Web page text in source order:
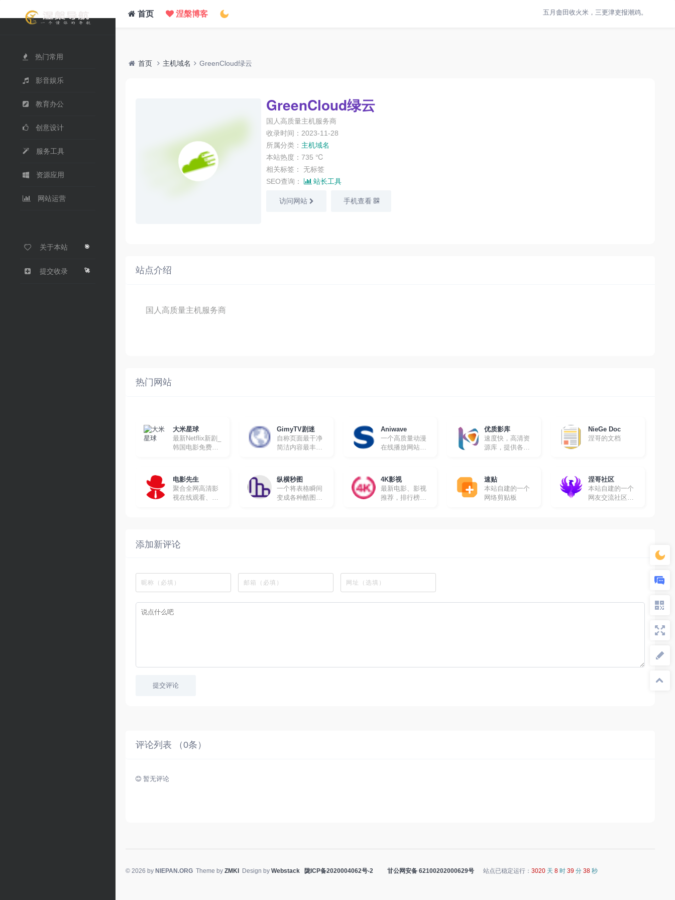
热门常用
影音娱乐
教育办公
创意设计
服务工具
资源应用
网站运营
关于本站 🎯
提交收录 🚀
首页 涅槃博客 五月畲田收火米，三更津吏报潮鸡。
首页 主机域名 GreenCloud绿云
GreenCloud绿云
国人高质量主机服务商
收录时间：2023-11-28
所属分类： 主机域名
本站热度：735 ℃
相关标签： 无标签
SEO查询：
站长工具
访问网站 手机查看
站点介绍
国人高质量主机服务商
热门网站
大米星球
最新Netflix新剧_
韩国电影免费在
GimyTV剧迷
自称页面最干净
简洁内容最丰富
Aniwave
一个高质量动漫
在线播放网站，
想要学习英文的
朋友。
优质影库
速度快，高清资
源库，提供各种
NieGe Doc
涅哥的文档
电影先生
聚合全网高清影
视在线观看、下
纵横秒图
一个将表格瞬间
变成各种酷图的
4K影视
最新电影、影视
推荐，排行榜、
速贴
本站自建的一个
网络剪贴板
涅哥社区
本站自建的一个
网友交流社区，
添加新评论
提交评论
评论列表 （0条）
暂无评论
© 2026 by NIEPAN.ORG Theme by ZMKI Design by Webstack 陇ICP备2020004062号-2 甘公网安备 62100202000629号 站点已稳定运行： 3020 天 8 时 39 分 38 秒